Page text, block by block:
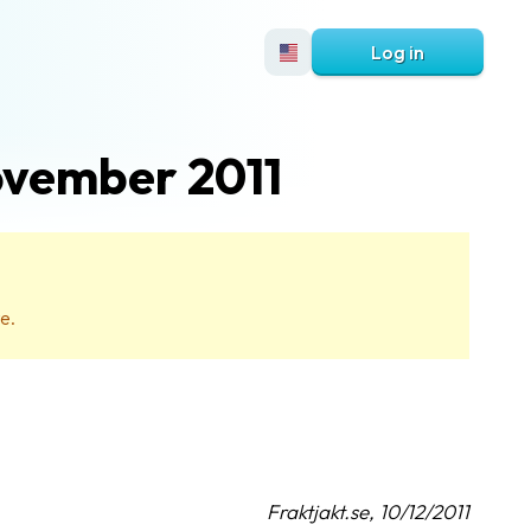
Log in
2011
Fraktjakt.se, 10/12/2011